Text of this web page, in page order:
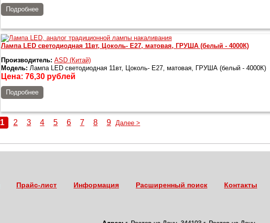
Подробнее
Лампа LED светодиодная 11вт, Цоколь- Е27, матовая, ГРУША (белый - 4000К)
Производитель: ASD (Китай)
Модель: Лампа LED светодиодная 11вт, Цоколь- Е27, матовая, ГРУША (белый - 4000К)
Цена: 76,30рублей
Подробнее
1 2 3 4 5 6 7 8 9 Далее >
Прайс-лист Информация Расширенный поиск Контакты